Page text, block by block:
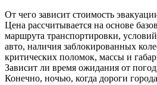
От чего зависит стоимость
Цена рассчитывается на основе
маршрута транспортировки,
авто, наличия заблокированных
критических поломок, массы и
Зависит ли время ожидания от
Конечно, ночью, когда дороги